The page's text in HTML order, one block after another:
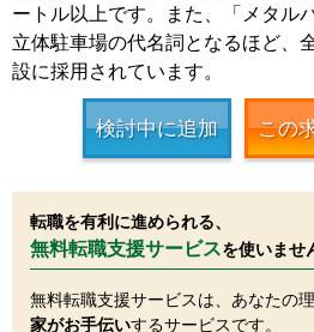
ートル以上です。また、「メタル
立体駐車場の代名詞となるほど、
設に採用されています。
検討中に追加 この
転職を有利に進められる、
無料転職支援サービスを使いませ
無料転職支援サービスは、あなたの
家がお手伝いするサービスです。